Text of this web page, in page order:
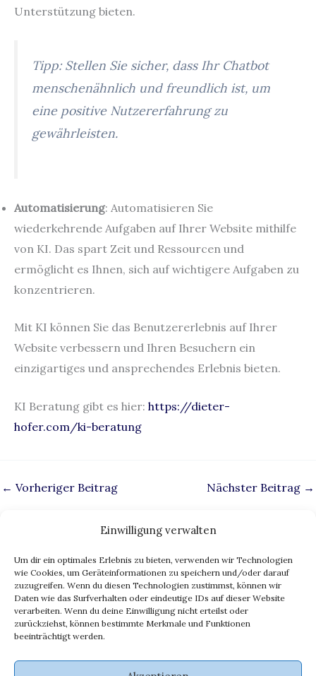
Einwilligung verwalten
Um dir ein optimales Erlebnis zu bieten, verwenden wir Technologien
wie Cookies, um Geräteinformationen zu speichern und/oder darauf
zuzugreifen. Wenn du diesen Technologien zustimmst, können wir
Daten wie das Surfverhalten oder eindeutige IDs auf dieser Website
verarbeiten. Wenn du deine Einwilligung nicht erteilst oder
zurückziehst, können bestimmte Merkmale und Funktionen
beeinträchtigt werden.
Unterstützung bieten.
Tipp: Stellen Sie sicher, dass Ihr Chatbot
menschenähnlich und freundlich ist, um
eine positive Nutzererfahrung zu
gewährleisten.
Automatisierung: Automatisieren Sie
wiederkehrende Aufgaben auf Ihrer Website mithilfe
von KI. Das spart Zeit und Ressourcen und
ermöglicht es Ihnen, sich auf wichtigere Aufgaben zu
konzentrieren.
Mit KI können Sie das Benutzererlebnis auf Ihrer
Website verbessern und Ihren Besuchern ein
einzigartiges und ansprechendes Erlebnis bieten.
KI Beratung gibt es hier: https://dieter-
hofer.com/ki-beratung
← Vorheriger Beitrag Nächster Beitrag →
Impressum
Datenschutz
eu ai act